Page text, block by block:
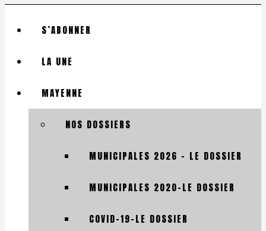
S’ABONNER
LA UNE
MAYENNE
NOS DOSSIERS
MUNICIPALES 2026 – LE DOSSIER
MUNICIPALES 2020-LE DOSSIER
COVID-19-LE DOSSIER